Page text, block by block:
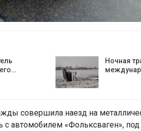
Ночная
совершила наезд на
с автомобилем «Фольксваген»,